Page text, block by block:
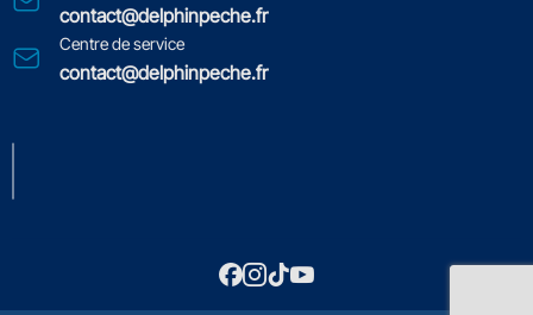
contact@delphinpeche.fr
Centre de service
contact@delphinpeche.fr